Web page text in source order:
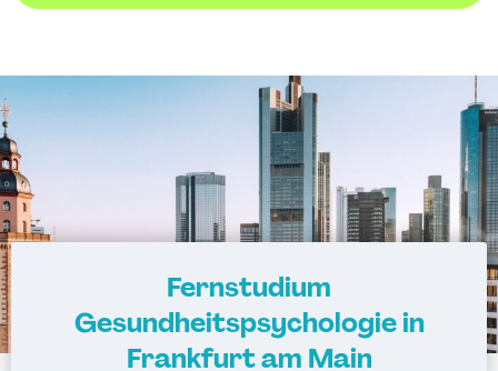
Fernstudium
Gesundheitspsychologie in
Frankfurt am Main